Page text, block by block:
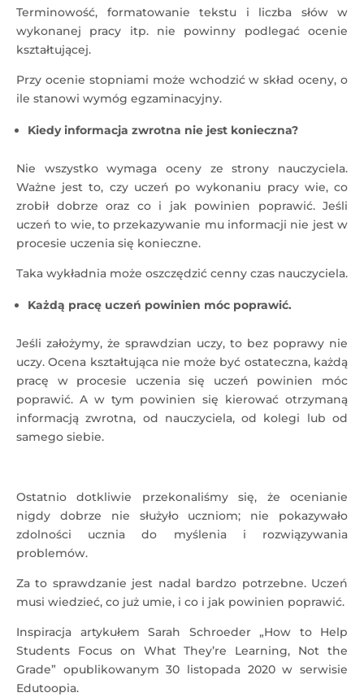
Terminowość, formatowanie tekstu i liczba słów w
wykonanej pracy itp. nie powinny podlegać ocenie
kształtującej.
Przy ocenie stopniami może wchodzić w skład oceny, o
ile stanowi wymóg egzaminacyjny.
Kiedy informacja zwrotna nie jest konieczna?
Nie wszystko wymaga oceny ze strony nauczyciela.
Ważne jest to, czy uczeń po wykonaniu pracy wie, co
zrobił dobrze oraz co i jak powinien poprawić. Jeśli
uczeń to wie, to przekazywanie mu informacji nie jest w
procesie uczenia się konieczne.
Taka wykładnia może oszczędzić cenny czas nauczyciela.
Każdą pracę uczeń powinien móc poprawić.
Jeśli założymy, że sprawdzian uczy, to bez poprawy nie
uczy. Ocena kształtująca nie może być ostateczna, każdą
pracę w procesie uczenia się uczeń powinien móc
poprawić. A w tym powinien się kierować otrzymaną
informacją zwrotna, od nauczyciela, od kolegi lub od
samego siebie.
Ostatnio dotkliwie przekonaliśmy się, że ocenianie
nigdy dobrze nie służyło uczniom; nie pokazywało
zdolności ucznia do myślenia i rozwiązywania
problemów.
Za to sprawdzanie jest nadal bardzo potrzebne. Uczeń
musi wiedzieć, co już umie, i co i jak powinien poprawić.
Inspiracja artykułem Sarah Schroeder „How to Help
Students Focus on What They’re Learning, Not the
Grade” opublikowanym 30 listopada 2020 w serwisie
Edutoopia.